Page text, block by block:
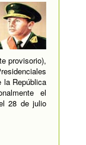
provisorio),
la República
el
28 de julio